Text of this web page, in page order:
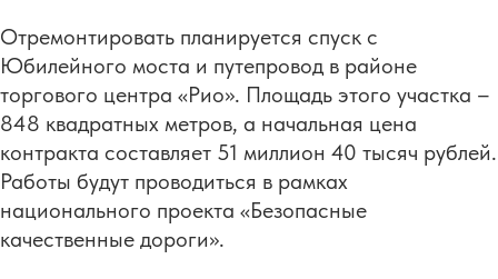
Отремонтировать планируется спуск с
Юбилейного моста и путепровод в районе
торгового центра «Рио». Площадь этого участка –
848 квадратных метров, а начальная цена
контракта составляет 51 миллион 40 тысяч рублей.
Работы будут проводиться в рамках
национального проекта «Безопасные
качественные дороги».